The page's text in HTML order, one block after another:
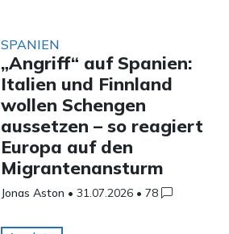
SPANIEN
„Angriff“ auf Spanien:
Italien und Finnland
wollen Schengen
aussetzen – so reagiert
Europa auf den
Migrantenansturm
Jonas Aston •31.07.2026 •78